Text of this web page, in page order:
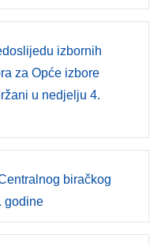
izbornih
za Opće izbore
u nedjelju 4.
biračkog
godine